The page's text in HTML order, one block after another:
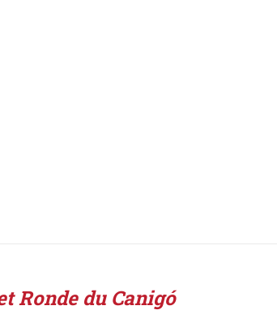
Ronde du Canigó